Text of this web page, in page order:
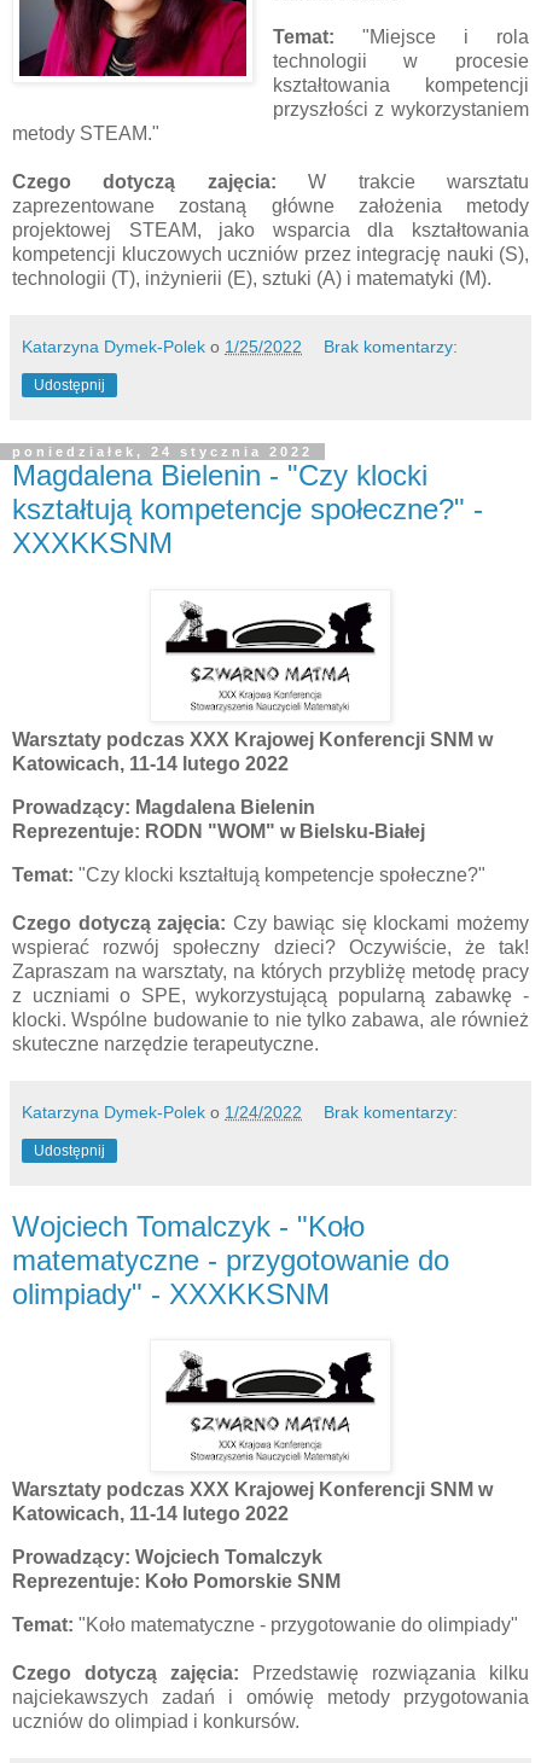
Temat: "Miejsce i rola
technologii w procesie
kształtowania kompetencji
przyszłości z wykorzystaniem
metody STEAM."
Czego dotyczą zajęcia: W trakcie warsztatu
zaprezentowane zostaną główne założenia metody
projektowej STEAM, jako wsparcia dla kształtowania
kompetencji kluczowych uczniów przez integrację nauki (S),
technologii (T), inżynierii (E), sztuki (A) i matematyki (M).
Katarzyna Dymek-Polek o 1/25/2022 Brak komentarzy:
Udostępnij
poniedziałek, 24 stycznia 2022
Magdalena Bielenin - "Czy klocki
kształtują kompetencje społeczne?" -
XXXKKSNM
Warsztaty podczas XXX Krajowej Konferencji SNM w
Katowicach, 11-14 lutego 2022
Prowadzący: Magdalena Bielenin
Reprezentuje: RODN "WOM" w Bielsku-Białej
Temat: "Czy klocki kształtują kompetencje społeczne?"
Czego dotyczą zajęcia: Czy bawiąc się klockami możemy
wspierać rozwój społeczny dzieci? Oczywiście, że tak!
Zapraszam na warsztaty, na których przybliżę metodę pracy
z uczniami o SPE, wykorzystującą popularną zabawkę -
klocki. Wspólne budowanie to nie tylko zabawa, ale również
skuteczne narzędzie terapeutyczne.
Katarzyna Dymek-Polek o 1/24/2022 Brak komentarzy:
Udostępnij
Wojciech Tomalczyk - "Koło
matematyczne - przygotowanie do
olimpiady" - XXXKKSNM
Warsztaty podczas XXX Krajowej Konferencji SNM w
Katowicach, 11-14 lutego 2022
Prowadzący: Wojciech Tomalczyk
Reprezentuje: Koło Pomorskie SNM
Temat: "Koło matematyczne - przygotowanie do olimpiady"
Czego dotyczą zajęcia: Przedstawię rozwiązania kilku
najciekawszych zadań i omówię metody przygotowania
uczniów do olimpiad i konkursów.